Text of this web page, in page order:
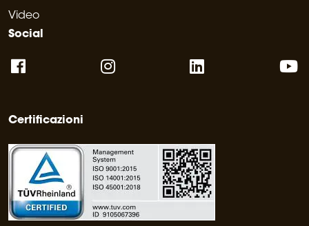
Video
Social
Certificazioni